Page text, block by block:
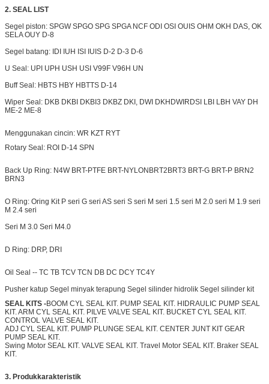
2. SEAL LIST
Segel piston: SPGW SPGO SPG SPGA NCF ODI OSI OUIS OHM OKH DAS, OK
SELA OUY D-8
Segel batang: IDI IUH ISI IUIS D-2 D-3 D-6
U Seal: UPI UPH USH USI V99F V96H UN
Buff Seal: HBTS HBY HBTTS D-14
Wiper Seal: DKB DKBI DKBI3 DKBZ DKI, DWI DKHDWIRDSI LBI LBH VAY DH
ME-2 ME-8
Menggunakan cincin: WR KZT RYT
Rotary Seal: ROI D-14 SPN
Back Up Ring: N4W BRT-PTFE BRT-NYLONBRT2BRT3 BRT-G BRT-P BRN2
BRN3
O Ring: Oring Kit P seri G seri AS seri S seri M seri 1.5 seri M 2.0 seri M 1.9 seri
M 2.4 seri
Seri M 3.0 Seri M4.0
D Ring: DRP, DRI
Oil Seal -- TC TB TCV TCN DB DC DCY TC4Y
Pusher katup Segel minyak terapung Segel silinder hidrolik Segel silinder kit
SEAL KITS -BOOM CYL SEAL KIT. PUMP SEAL KIT. HIDRAULIC PUMP SEAL
KIT. ARM CYL SEAL KIT. PILVE VALVE SEAL KIT. BUCKET CYL SEAL KIT.
CONTROL VALVE SEAL KIT.
ADJ CYL SEAL KIT. PUMP PLUNGE SEAL KIT. CENTER JUNT KIT GEAR
PUMP SEAL KIT.
Swing Motor SEAL KIT. VALVE SEAL KIT. Travel Motor SEAL KIT. Braker SEAL
KIT.
3. Produkkarakteristik